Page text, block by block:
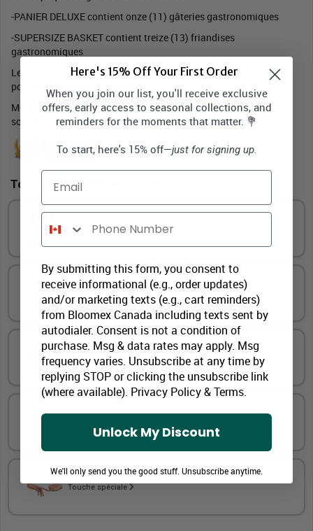
-PANIER DELUXE contient onze (11) gâteries gastronomiques
-SUPERSIZE BASKET contient treize (13) friandises
gastronomiques
Le produit peut ne pas apparaître selon l'image - Non disponible
pour une livraison le jour même
Mesure Appr 11"Wx14"H *les aiguilles et fleurs dans l'image ne
sont pas incluent*
Touches Supplémentaires
Carte De Vœux Pleine Grandeur
Ballon à thème coloré
Touche spéciale
Here's 15% Off Your First Order
When you join our list, you'll receive exclusive
offers, early access to seasonal collections, and
reminders for the moments that matter. 💐
To start, here's 15% off—just for signing up.
Email
Phone Number
By submitting this form, you consent to
receive informational (e.g., order updates)
and/or marketing texts (e.g., cart reminders)
from Bloomex Canada including texts sent by
autodialer. Consent is not a condition of
purchase. Msg & data rates may apply. Msg
frequency varies. Unsubscribe at any time by
replying STOP or clicking the unsubscribe link
(where available). Privacy Policy&Terms.
Unlock My Discount
We'll only send you the good stuff. Unsubscribe anytime.